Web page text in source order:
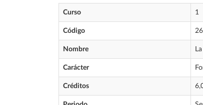
Curso 1
Código
Nombre
Carácter
Créditos